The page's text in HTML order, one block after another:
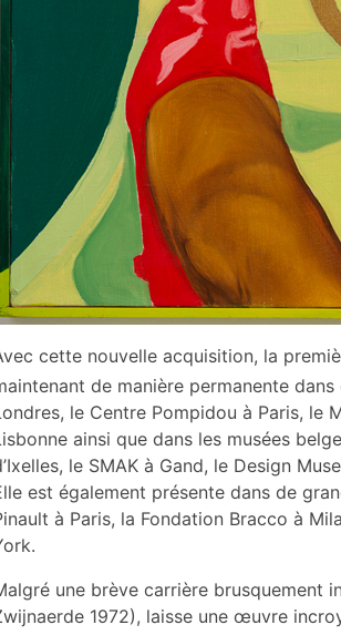
cette nouvelle acquisition, la
de manière permanente
le Centre Pompidou à Paris, le
ainsi que dans les musées
le SMAK à Gand, le Design
est également présente dans de
à Paris, la Fondation Bracco à
une brève carrière brusquement
1972), laisse une œuvre